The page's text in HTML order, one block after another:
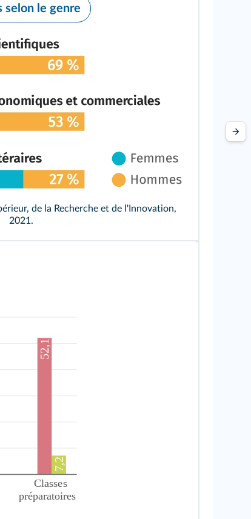
selon le genre
de la Recherche et de l'Innovation,
2021.